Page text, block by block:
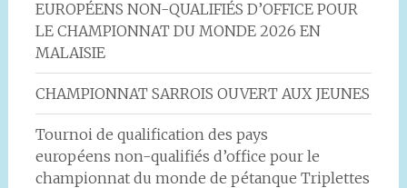
EUROPÉENS NON-QUALIFIÉS D’OFFICE POUR
LE CHAMPIONNAT DU MONDE 2026 EN
MALAISIE
CHAMPIONNAT SARROIS OUVERT AUX JEUNES
Tournoi de qualification des pays
européens non-qualifiés d’office pour le
championnat du monde de pétanque Triplettes